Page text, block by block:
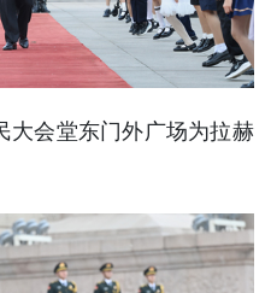
大会堂东门外广场为拉赫